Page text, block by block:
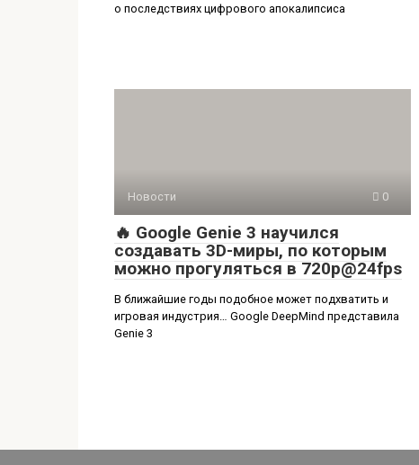
о последствиях цифрового апокалипсиса
Новости 0
🔥 Google Genie 3 научился
создавать 3D-миры, по которым
можно прогуляться в 720p@24fps
В ближайшие годы подобное может подхватить и
игровая индустрия… Google DeepMind представила
Genie 3